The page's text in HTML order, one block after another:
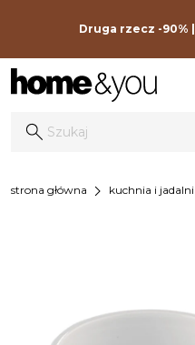
Druga rzecz -90%
strona główna chevron_right kuchnia i